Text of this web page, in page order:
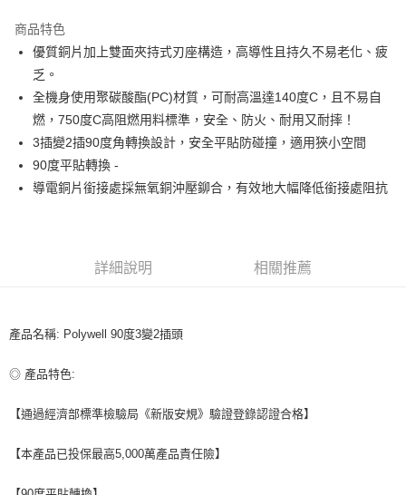
Apple Pay
街口支付
悠遊付
ATM付款
運送方式
7-11取貨付款
每筆NT$80，滿NT$599(含以上)免運費
宅配
商品特色
優質銅片加上雙面夾持式刃座構造，高導性且持久不易老化、疲
乏。
全機身使用聚碳酸酯(PC)材質，可耐高溫達140度C，且不易自
燃，750度C高阻燃用料標準，安全、防火、耐用又耐摔！
3插變2插90度角轉換設計，安全平貼防碰撞，適用狹小空間
90度平貼轉換 -
導電銅片銜接處採無氧銅沖壓鉚合，有效地大幅降低銜接處阻抗
詳細說明 相關推薦
產品名稱: Polywell 90度3變2插頭
◎ 產品特色:
【通過經濟部標準檢驗局《新版安規》驗證登錄認證合格】
【本產品已投保最高5,000萬產品責任險】